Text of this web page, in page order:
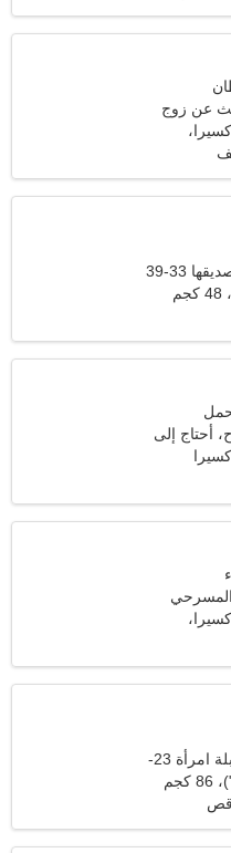
عن زوج
33-39
164 سم (5'5")، 48 كجم
أحتاج إلى
المسرحي
الرجل يريد مقابلة امرأة 23-
176 سم (5'10")، 86 كجم